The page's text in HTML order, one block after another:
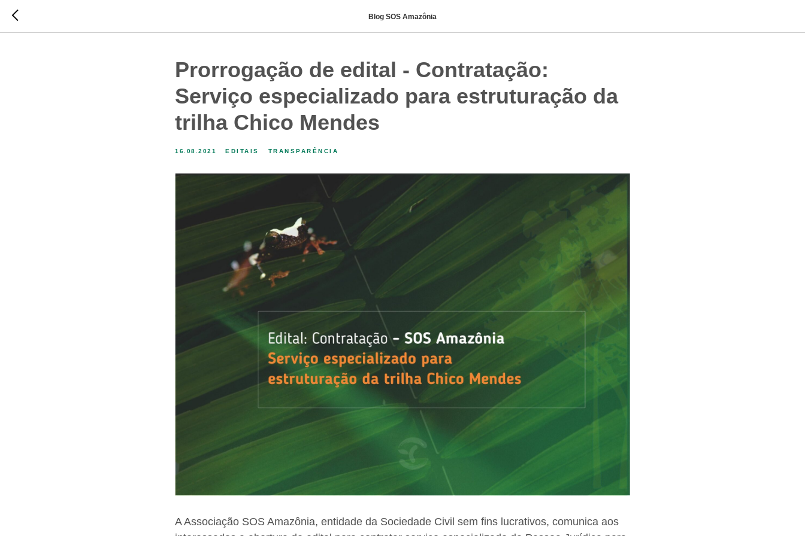
Blog SOS Amazônia
Prorrogação de edital - Contratação:
Serviço especializado para estruturação da
trilha Chico Mendes
16.08.2021 EDITAIS TRANSPARÊNCIA
A Associação SOS Amazônia, entidade da Sociedade Civil sem fins lucrativos, comunica aos